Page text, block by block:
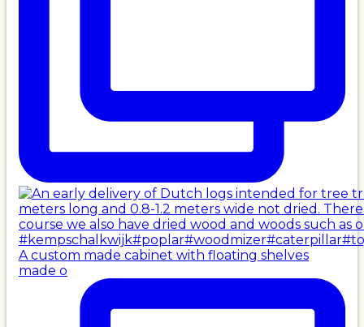
A custom made cabinet with floating shelves
made o